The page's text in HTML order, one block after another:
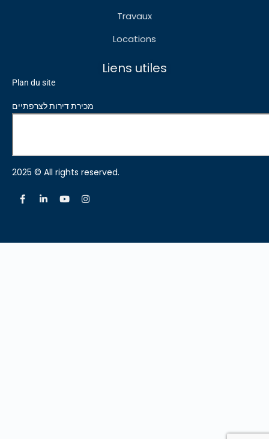
Travaux
Locations
Liens utiles
Plan du site
מכירת דירות לצרפתיים
2025 © All rights reserved.